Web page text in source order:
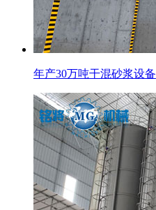
年产30万吨干混砂浆设备